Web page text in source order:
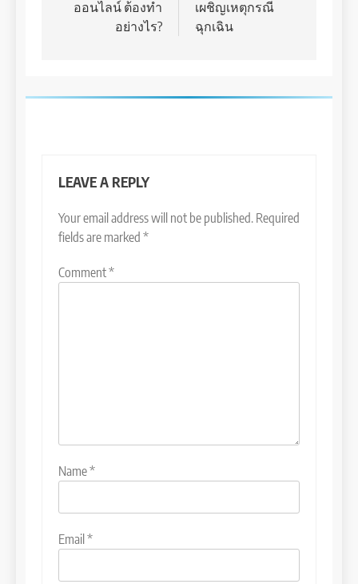
ออนไลน์ ต้องทำ
อย่างไร?
เผชิญเหตุกรณี
ฉุกเฉิน
LEAVE A REPLY
Your email address will not be published. Required
fields are marked *
Comment*
Name*
Email*